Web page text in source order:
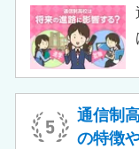
通信制
の特徴